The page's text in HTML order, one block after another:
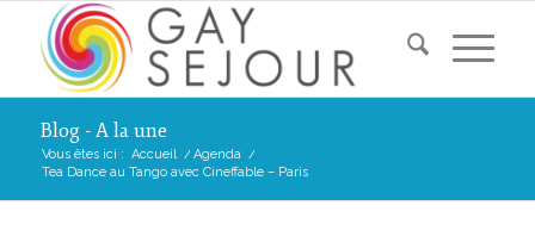
Blog - A la une
Vous êtes ici : Accueil / Agenda /
Tea Dance au Tango avec Cineffable – Paris